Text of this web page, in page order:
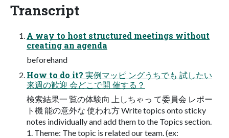
Transcript
A way to host structured meetings without
creating an agenda
beforehand
How to do it? 実例マッピ ングうちでも 試したい
来週の歓迎 会どこで開 催する？
検索結果一 覧の体験向 上しちゃっ て委員会 レポー
ト機 能の意外な 使われ方 Write topics onto sticky
notes individually and add them to the Topics section.
1. Theme: The topic is related our team. (ex: